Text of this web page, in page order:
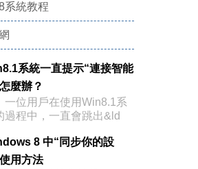
系統教程
系統一直提示“連接智能
麼辦？
用戶在使用Win8.1系
過程中，一直會跳出&ld
8 中“同步你的設
用方法